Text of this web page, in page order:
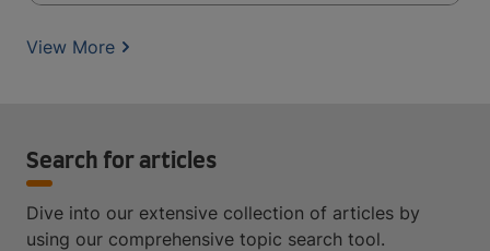
View More
Search for articles
Dive into our extensive collection of articles by
using our comprehensive topic search tool.